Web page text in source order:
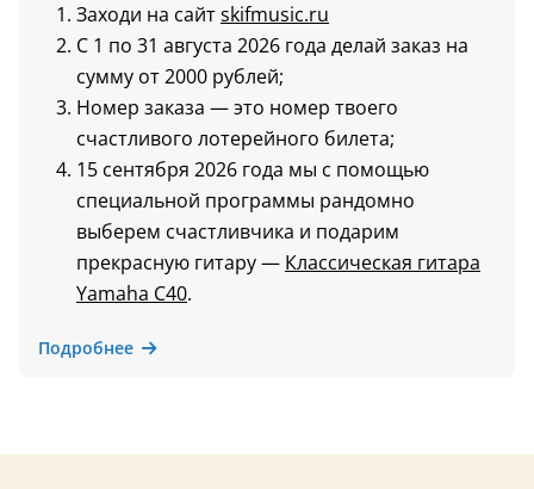
Заходи на сайтskifmusic.ru
С 1 по 31 августа 2026 года делай заказ на
сумму от 2000 рублей;
Номер заказа — это номер твоего
счастливого лотерейного билета;
15 сентября 2026 года мы с помощью
специальной программы рандомно
выберем счастливчика и подарим
прекрасную гитару — Классическая гитара
Yamaha C40.
Подробнее